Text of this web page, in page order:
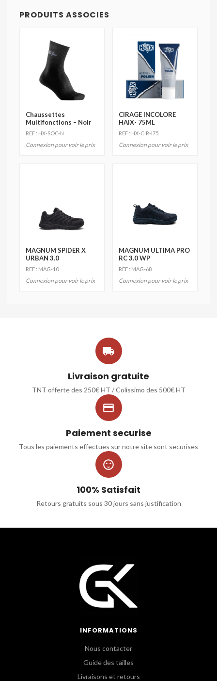
PRODUITS ASSOCIES
Chaussettes
Multifonctions – Noir
REF : HX-SOC-N
Connexion pour voir le prix
CIRAGE INCOLORE
HAIX- 75ML
REF : HX-CIR-I75
Connexion pour voir le prix
MAGNUM SPIDER X
URBAN 3.0
REF : MAG-10
Connexion pour voir le prix
MAGNUM ULTIMA PRO
RC 3.0 WP
REF : MAG-68
Connexion pour voir le prix

Livraison gratuite
TNT offerte des 250€ HT / Colissimo des 500€ HT

Paiement securise
Tous les paiements effectues sur notre site sont securises

100% Satisfait
Retours gratuits sous 30 jours sans justification
INFORMATIONS
Nous contacter
Guide des tailles
Livraisons et retours